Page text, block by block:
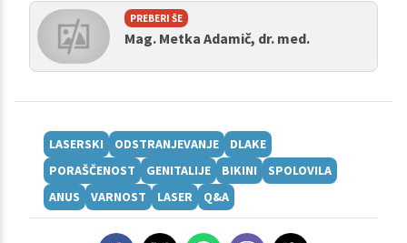
PREBERI ŠE
Mag. Metka Adamič, dr. med.
LASERSKI ODSTRANJEVANJE
DLAKE
PORAŠČENOST
GENITALIJE BIKINI
SPOLOVILA
ANUS
VARNOST LASER Q&A